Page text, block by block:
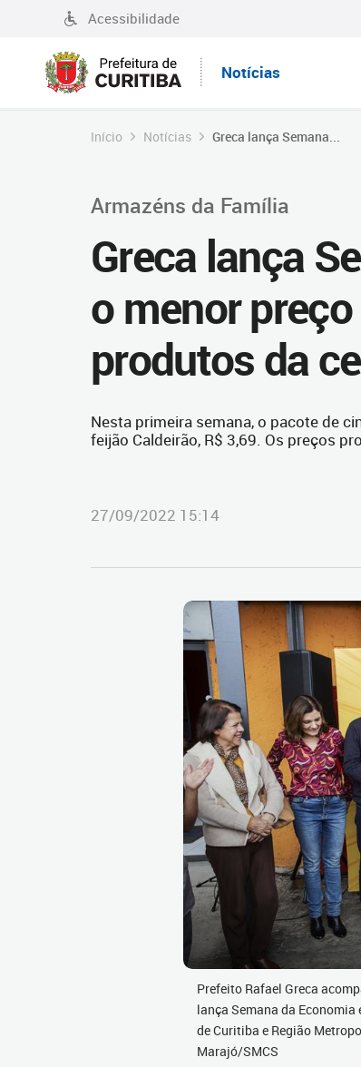
Acessibilidade
Notícias
Início Notícias Greca lança Semana...
Armazéns da Família
Greca lança
o menor
produtos da
Nesta primeira semana, o pacote de
feijão Caldeirão, R$ 3,69. Os preços
27/09/2022 15:14
Prefeito Rafael Greca
lança Semana da
de Curitiba e Região
Marajó/SMCS